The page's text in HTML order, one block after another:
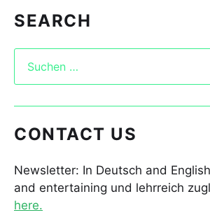
SEARCH
CONTACT US
Newsletter: In Deutsch and
and entertaining und lehrreich
here.